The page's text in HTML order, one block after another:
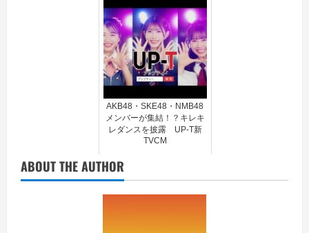
AKB48・SKE48・NMB48
メンバーが集結！？キレキ
レダンスを披露 UP-T新
TVCM
ABOUT THE AUTHOR